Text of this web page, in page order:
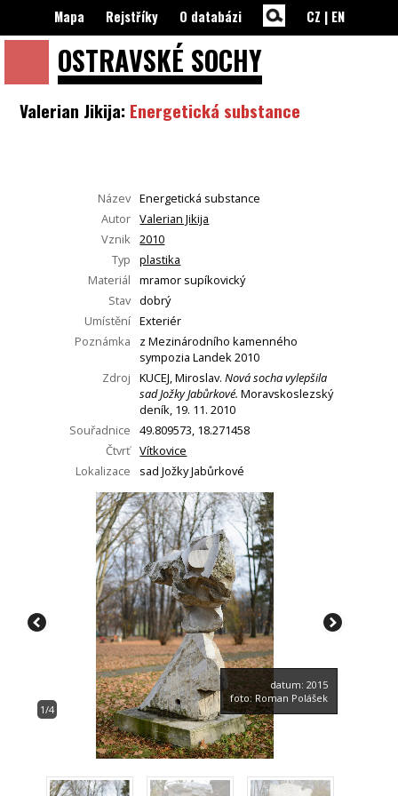
OSTRAVSKÉ SOCHY
Mapa Rejstříky O databázi CZ | EN
Valerian Jikija: Energetická substance
Název Energetická substance
Autor Valerian Jikija
Vznik 2010
Typ
plastika
Materiál
mramor supíkovický
Stav dobrý
Umístění Exteriér
Poznámka
z Mezinárodního kamenného
sympozia Landek 2010
Zdroj
KUCEJ, Miroslav.Nová socha vylepšila
sad Jožky Jabůrkové. Moravskoslezský
deník, 19. 11. 2010
Souřadnice
49.809573, 18.271458
Čtvrť Vítkovice
Lokalizace
sad Jožky Jabůrkové
1/4
datum: 2015
foto: Roman Polášek